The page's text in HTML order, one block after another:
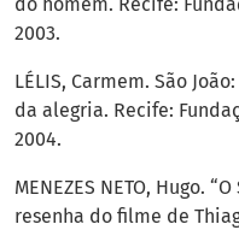
2003.
LÉLIS, Carmem. São
da alegria. Recife:
2004.
MENEZES NETO, Hugo.
resenha do filme de